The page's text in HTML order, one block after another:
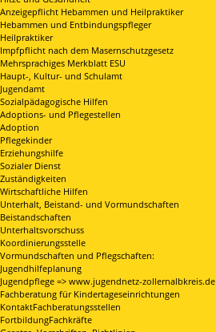
Anzeigepflicht Hebammen und Heilpraktiker
Hebammen und Entbindungspfleger
Heilpraktiker
Impfpflicht nach dem Masernschutzgesetz
Mehrsprachiges Merkblatt ESU
Haupt-, Kultur- und Schulamt
Jugendamt
Sozialpädagogische Hilfen
Adoptions- und Pflegestellen
Adoption
Pflegekinder
Erziehungshilfe
Sozialer Dienst
Zuständigkeiten
Wirtschaftliche Hilfen
Unterhalt, Beistand- und Vormundschaften
Beistandschaften
Unterhaltsvorschuss
Koordinierungsstelle
Vormundschaften und Pflegschaften:
Jugendhilfeplanung
Jugendpflege => www.jugendnetz-zollernalbkreis.de
Fachberatung für Kindertageseinrichtungen
KontaktFachberatungsstellen
FortbildungFachkräfte